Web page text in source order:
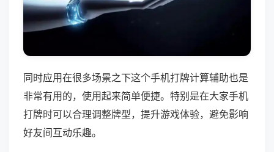
同时应用在很多场景之下这个手机打牌计算辅助也是
非常有用的，使用起来简单便捷。特别是在大家手机
打牌时可以合理调整牌型，提升游戏体验，避免影响
好友间互动乐趣。